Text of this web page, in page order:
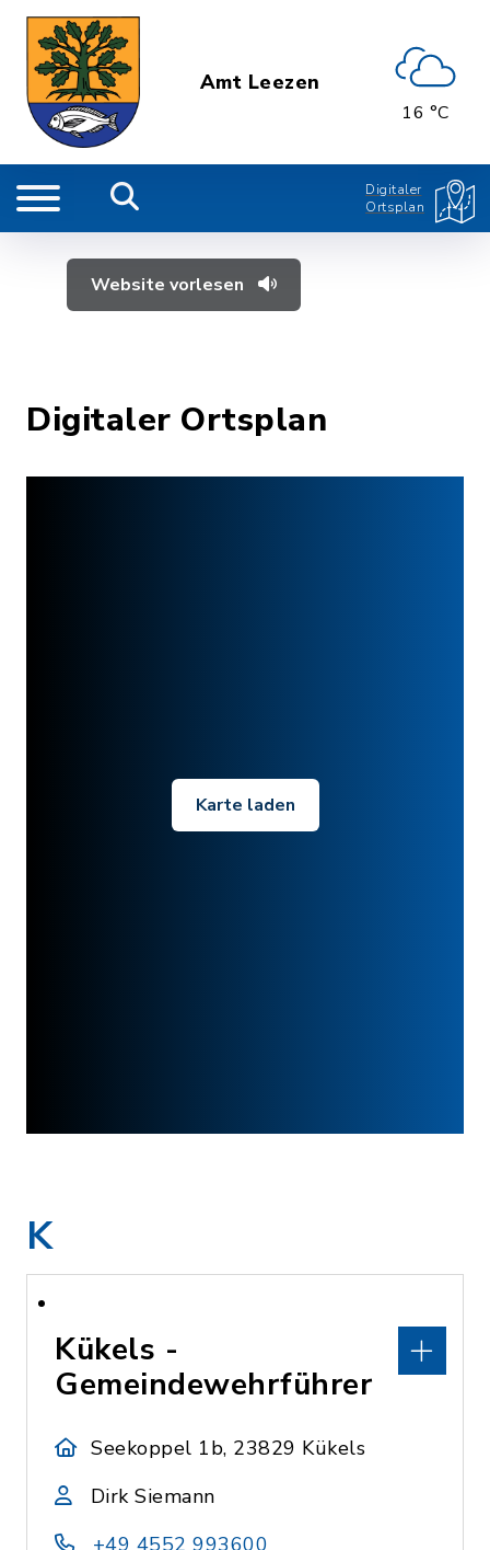
Amt Leezen
16 °C
Digitaler
Ortsplan
Website vorlesen
Digitaler Ortsplan
Karte laden
K
Kükels -
Gemeindewehrführer
Seekoppel 1b, 23829 Kükels
Dirk Siemann
+49 4552 993600